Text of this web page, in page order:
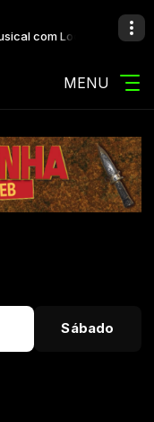
com Locutor Padrão
- Spot 1
MENU
Sábado